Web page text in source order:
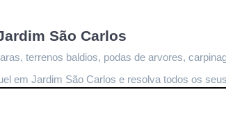
São Carlos
terrenos baldios, podas de arvores,
em Jardim São Carlos e resolva todos os